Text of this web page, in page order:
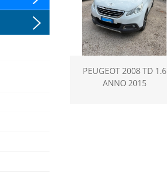
PEUGEOT 2008 TD 1.6
ANNO 2015